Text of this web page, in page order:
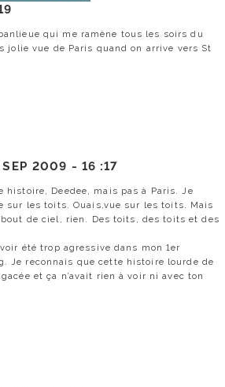
qui me ramène tous les soirs du
jolie vue de Paris quand on arrive vers St
SEP 2009 - 16 :17
histoire, Deedee, mais pas à Paris. Je
sur les toits. Ouais,vue sur les toits. Mais
de ciel, rien. Des toits, des toits et des
été trop agressive dans mon 1er
Je reconnais que cette histoire lourde de
et ça n’avait rien à voir ni avec ton